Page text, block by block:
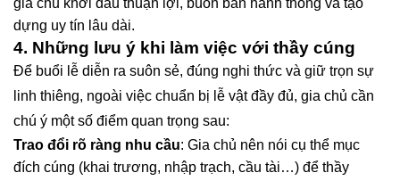
gia chủ khởi đầu thuận lợi, buôn bán hanh thông và tạo
dựng uy tín lâu dài.
4. Những lưu ý khi làm việc với thầy cúng
Để buổi lễ diễn ra suôn sẻ, đúng nghi thức và giữ trọn sự
linh thiêng, ngoài việc chuẩn bị lễ vật đầy đủ, gia chủ cần
chú ý một số điểm quan trọng sau:
Trao đổi rõ ràng nhu cầu: Gia chủ nên nói cụ thể mục
đích cúng (khai trương, nhập trạch, cầu tài…) để thầy